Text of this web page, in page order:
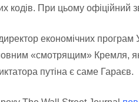
кодів. При цьому офіційний
економічних програм
«смотрящим» Кремля,
путіна є саме Гараєв.